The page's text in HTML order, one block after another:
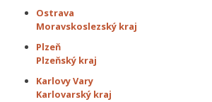
Ostrava
Moravskoslezský kraj
Plzeň
Plzeňský kraj
Karlovy Vary
Karlovarský kraj